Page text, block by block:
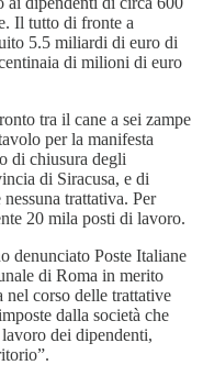
Il tutto di fronte a
5.5 miliardi di euro di
di milioni di euro
tra il cane a sei zampe
per la manifesta
di chiusura degli
di Siracusa, e di
trattativa. Per
20 mila posti di lavoro.
denunciato Poste Italiane
di Roma in merito
nel corso delle trattative
dalla società che
dei dipendenti,